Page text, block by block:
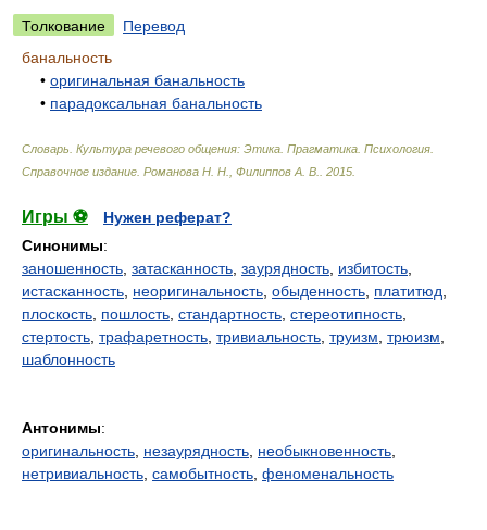
Толкование
Перевод
банальность
• оригинальная банальность
• парадоксальная банальность
Словарь. Культура речевого общения: Этика. Прагматика. Психология.
Справочное издание Романова Н. Н., Филиппов А. В. 2015
Игры ⚽
Нужен реферат?
Синонимы:
заношенность затасканность заурядность избитость
истасканность неоригинальность обыденность платитюд
плоскость пошлость стандартность стереотипность
стертость трафаретность тривиальность труизм трюизм
шаблонность
Антонимы:
оригинальность незаурядность необыкновенность
нетривиальность самобытность феноменальность